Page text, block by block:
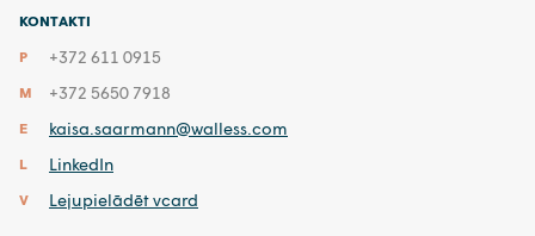
KONTAKTI
P
+372 611 0915
M +372 5650 7918
E kaisa.saarmann@walless.com
L LinkedIn
V Lejupielādēt vcard